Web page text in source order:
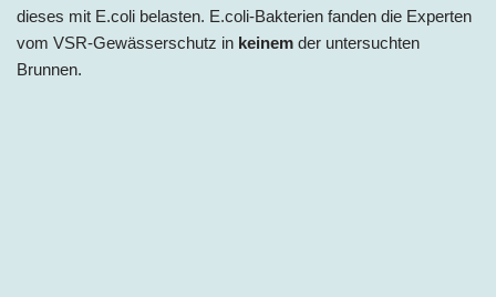
dieses mit E.coli belasten. E.coli-Bakterien fanden die Experten
vom VSR-Gewässerschutz in keinem der untersuchten
Brunnen.